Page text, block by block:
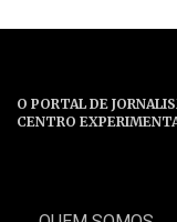
O PORTAL DE
CENTRO